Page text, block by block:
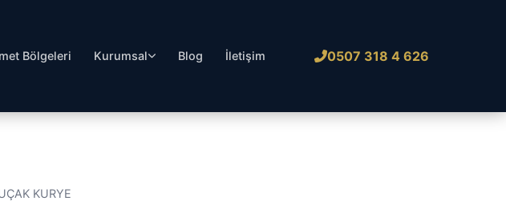
Bölgeleri Kurumsal Blog İletişim 0507 318 4 626
KURYE